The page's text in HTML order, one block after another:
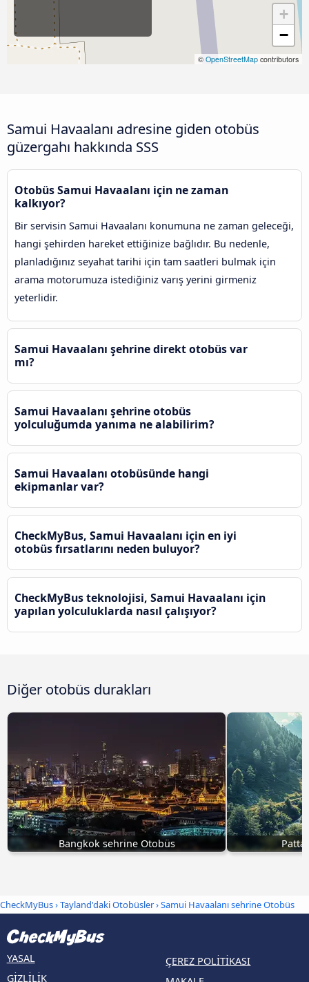
+
−
© OpenStreetMap contributors
Samui Havaalanı adresine giden otobüs
güzergahı hakkında SSS
Otobüs Samui Havaalanı için ne zaman
kalkıyor?
Bir servisin Samui Havaalanı konumuna ne zaman geleceği,
hangi şehirden hareket ettiğinize bağlıdır. Bu nedenle,
planladığınız seyahat tarihi için tam saatleri bulmak için
arama motorumuza istediğiniz varış yerini girmeniz
yeterlidir.
Samui Havaalanı şehrine direkt otobüs var
mı?
Samui Havaalanı şehrine otobüs
yolculuğumda yanıma ne alabilirim?
Samui Havaalanı otobüsünde hangi
ekipmanlar var?
CheckMyBus, Samui Havaalanı için en iyi
otobüs fırsatlarını neden buluyor?
CheckMyBus teknolojisi, Samui Havaalanı için
yapılan yolculuklarda nasıl çalışıyor?
Diğer otobüs durakları
Bangkok sehrine Otobüs
CheckMyBus›Tayland'daki Otobüsler› Samui Havaalanı sehrine Otobüs
YASAL
GIZLILIK
ÇEREZ POLITIKASI